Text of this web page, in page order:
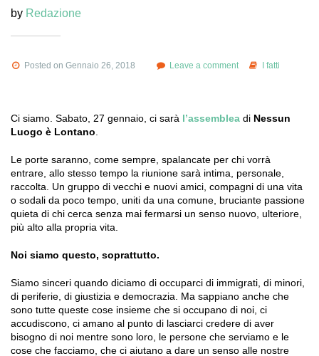
by Redazione
Posted on Gennaio 26, 2018 Leave a comment I fatti
Ci siamo. Sabato, 27 gennaio, ci sarà l’assemblea di Nessun
Luogo è Lontano
Le porte saranno, come sempre, spalancate per chi vorrà
entrare, allo stesso tempo la riunione sarà intima, personale,
raccolta. Un gruppo di vecchi e nuovi amici, compagni di una vita
o sodali da poco tempo, uniti da una comune, bruciante passione
quieta di chi cerca senza mai fermarsi un senso nuovo, ulteriore,
più alto alla propria vita.
Noi siamo questo, soprattutto.
Siamo sinceri quando diciamo di occuparci di immigrati, di minori,
di periferie, di giustizia e democrazia. Ma sappiano anche che
sono tutte queste cose insieme che si occupano di noi, ci
accudiscono, ci amano al punto di lasciarci credere di aver
bisogno di noi mentre sono loro, le persone che serviamo e le
cose che facciamo, che ci aiutano a dare un senso alle nostre